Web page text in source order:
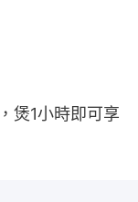
煲1小時即可享